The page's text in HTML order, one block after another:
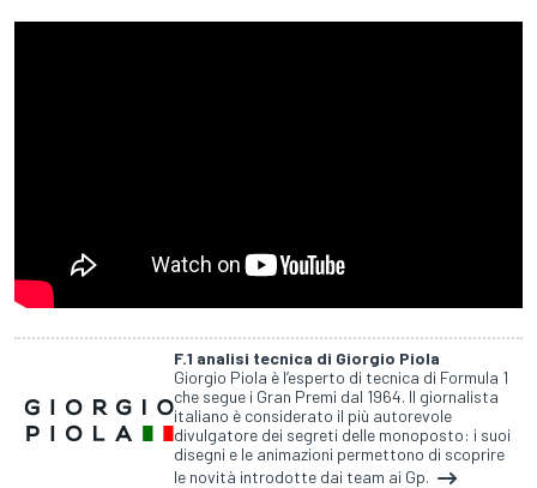
F.1 analisi tecnica di Giorgio Piola
Giorgio Piola è l’esperto di tecnica di Formula 1
che segue i Gran Premi dal 1964. Il giornalista
italiano è considerato il più autorevole
divulgatore dei segreti delle monoposto: i suoi
disegni e le animazioni permettono di scoprire
le novità introdotte dai team ai Gp.